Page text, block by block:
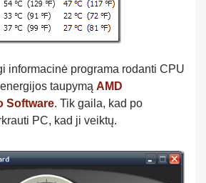
informacinė programa rodanti CPU
taupymą AMD
Software. Tik gaila, kad po
PC, kad ji veiktų.